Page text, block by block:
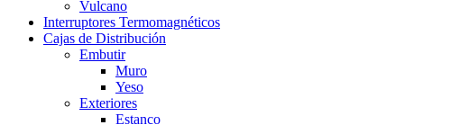
Vulcano
Interruptores Termomagnéticos
Cajas de Distribución
Embutir
Muro
Yeso
Exteriores
Estanco